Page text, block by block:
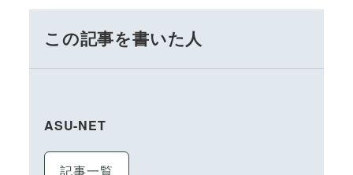
この記事を書いた人
ASU-NET
記事一覧